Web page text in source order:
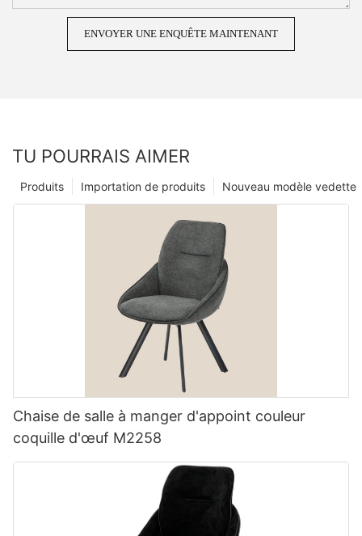
ENVOYER UNE ENQUÊTE MAINTENANT
TU POURRAIS AIMER
Nouveau modèle vedette
Importation de produits
Produits
Chaise de salle à manger d'appoint couleur
coquille d'œuf M2258